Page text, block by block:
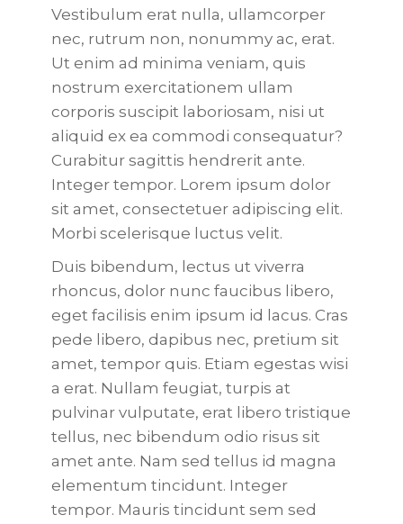
Vestibulum erat nulla, ullamcorper
nec, rutrum non, nonummy ac, erat.
Ut enim ad minima veniam, quis
nostrum exercitationem ullam
corporis suscipit laboriosam, nisi ut
aliquid ex ea commodi consequatur?
Curabitur sagittis hendrerit ante.
Integer tempor. Lorem ipsum dolor
sit amet, consectetuer adipiscing elit.
Morbi scelerisque luctus velit.
Duis bibendum, lectus ut viverra
rhoncus, dolor nunc faucibus libero,
eget facilisis enim ipsum id lacus. Cras
pede libero, dapibus nec, pretium sit
amet, tempor quis. Etiam egestas wisi
a erat. Nullam feugiat, turpis at
pulvinar vulputate, erat libero tristique
tellus, nec bibendum odio risus sit
amet ante. Nam sed tellus id magna
elementum tincidunt. Integer
tempor. Mauris tincidunt sem sed